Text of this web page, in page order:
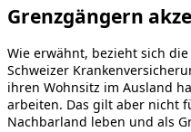
Grenzgängern
Wie erwähnt, bezieht sich
Schweizer
ihren Wohnsitz im Ausland
arbeiten. Das gilt aber nicht
Nachbarland leben und als